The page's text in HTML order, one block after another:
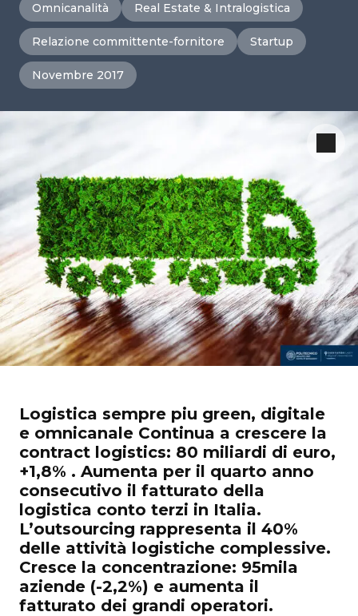
Omnicanalità Real Estate & Intralogistica
Relazione committente-fornitore Startup
Novembre 2017
Logistica sempre piu green, digitale
e omnicanale Continua a crescere la
contract logistics: 80 miliardi di euro,
+1,8% . Aumenta per il quarto anno
consecutivo il fatturato della
logistica conto terzi in Italia.
L’outsourcing rappresenta il 40%
delle attività logistiche complessive.
Cresce la concentrazione: 95mila
aziende (-2,2%) e aumenta il
fatturato dei grandi operatori.